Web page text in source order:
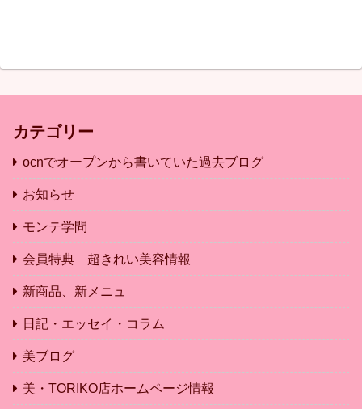
カテゴリー
ocnでオープンから書いていた過去ブログ
お知らせ
モンテ学問
会員特典 超きれい美容情報
新商品、新メニュ
日記・エッセイ・コラム
美ブログ
美・TORIKO店ホームページ情報